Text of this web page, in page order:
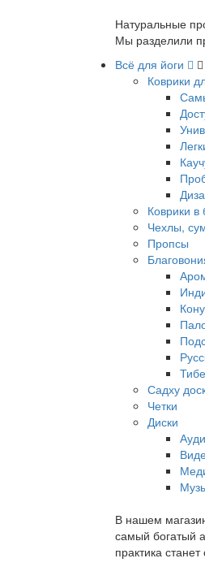
Натуральные
Мы разделили
Всё для йоги
Коврики
Коврики в
Чехлы,
Пропсы
Садху
Четки
Диски
В нашем
самый богатый
практика